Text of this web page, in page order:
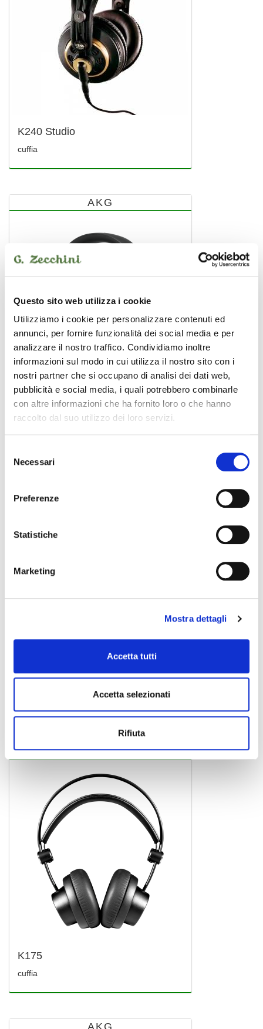
Questo sito web utilizza i cookie
Utilizziamo i cookie per personalizzare contenuti ed
annunci, per fornire funzionalità dei social media e per
analizzare il nostro traffico. Condividiamo inoltre
informazioni sul modo in cui utilizza il nostro sito con i
nostri partner che si occupano di analisi dei dati web,
pubblicità e social media, i quali potrebbero combinarle
con altre informazioni che ha fornito loro o che hanno
raccolto dal suo utilizzo dei loro servizi.
delNecessari
Preferenze
Statistiche
Marketing
Mostra dettagli
Accetta tutti
Accetta selezionati
Rifiuta
K240 Studio
cuffia
AKG
K361
cuffia
K182
AKG
K175
cuffia